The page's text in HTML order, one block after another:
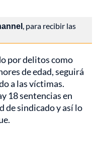
, para recibir las
por delitos como
de edad, seguirá
a las víctimas.
18 sentencias en
de sindicado y así lo